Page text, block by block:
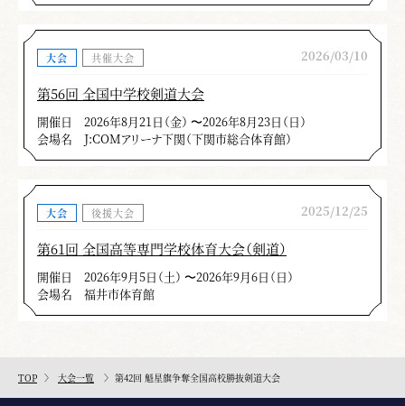
大会 共催大会 2026/03/10
第56回 全国中学校剣道大会
開催日
2026年8月21日（金） 〜2026年8月23日（日）
会場名
J:COMアリーナ下関（下関市総合体育館）
大会 後援大会 2025/12/25
第61回 全国高等専門学校体育大会（剣道）
開催日
2026年9月5日（土） 〜2026年9月6日（日）
会場名
福井市体育館
TOP 大会一覧 第42回 魁星旗争奪全国高校勝抜剣道大会